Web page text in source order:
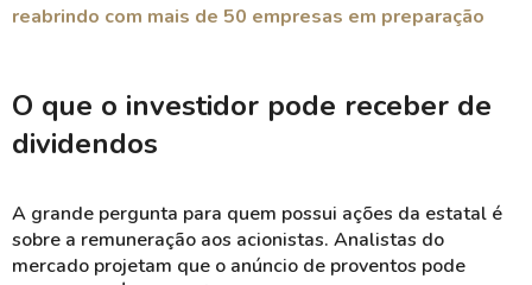
reabrindo com mais de 50 empresas em preparação
O que o investidor pode receber de
dividendos
A grande pergunta para quem possui ações da estatal é
sobre a remuneração aos acionistas. Analistas do
mercado projetam que o anúncio de proventos pode